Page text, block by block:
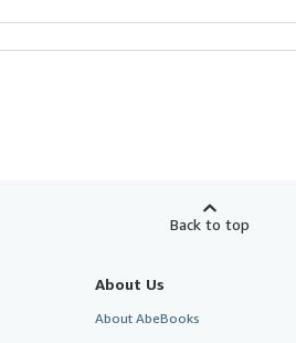
Back to top
About Us
About AbeBooks